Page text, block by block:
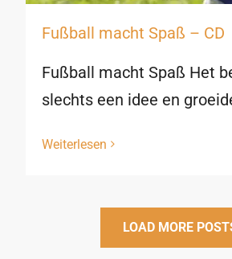
Fußball macht Spaß – CD
Fußball macht Spaß Het
slechts een idee en
Weiterlesen
LOAD MORE